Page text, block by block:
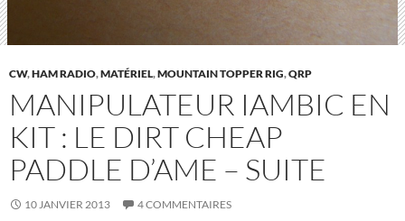
CW,HAM RADIO,MATÉRIEL,MOUNTAIN TOPPER RIG,QRP
MANIPULATEUR IAMBIC EN
KIT : LE DIRT CHEAP
PADDLE D’AME – SUITE
10 JANVIER 2013 4 COMMENTAIRES